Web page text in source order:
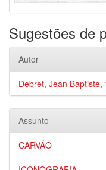
Sugestões de
Autor
Debret, Jean Baptiste,
Assunto
CARVÃO